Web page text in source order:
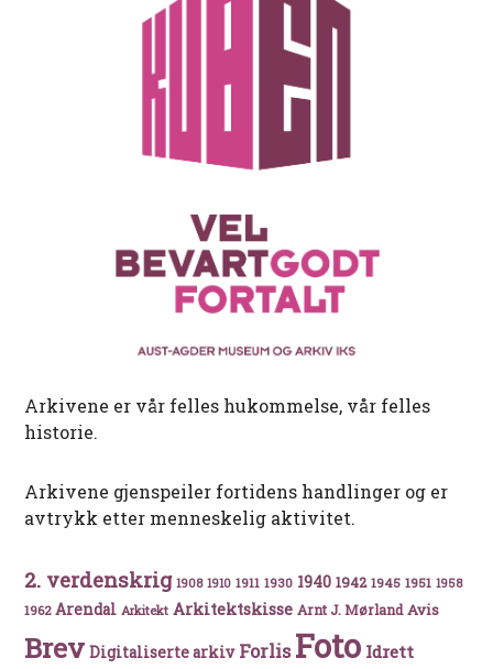
Arkivene er vår felles hukommelse, vår felles
historie.
Arkivene gjenspeiler fortidens handlinger og er
avtrykk etter menneskelig aktivitet.
2. verdenskrig 1908 1910 1911 1930 1940 1942 1945 1951 1958
1962 Arendal Arkitekt Arkitektskisse Arnt J. Mørland Avis
Brev Digitaliserte arkiv Forlis Foto Idrett